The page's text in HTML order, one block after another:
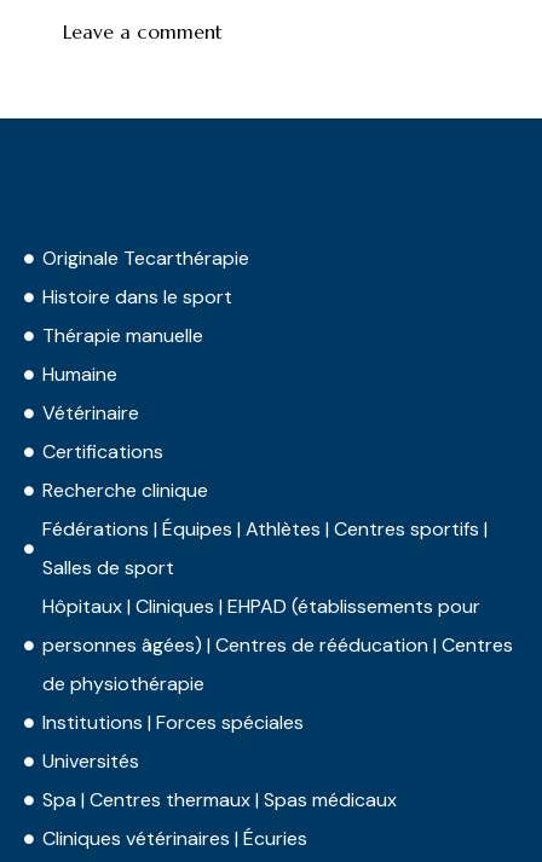
Originale Tecarthérapie
Histoire dans le sport
Thérapie manuelle
Humaine
Vétérinaire
Certifications
Recherche clinique
Fédérations | Équipes | Athlètes | Centres sportifs |
Salles de sport
Hôpitaux | Cliniques | EHPAD (établissements pour
personnes âgées) | Centres de rééducation | Centres
de physiothérapie
Institutions | Forces spéciales
Universités
Spa | Centres thermaux | Spas médicaux
Cliniques vétérinaires | Écuries